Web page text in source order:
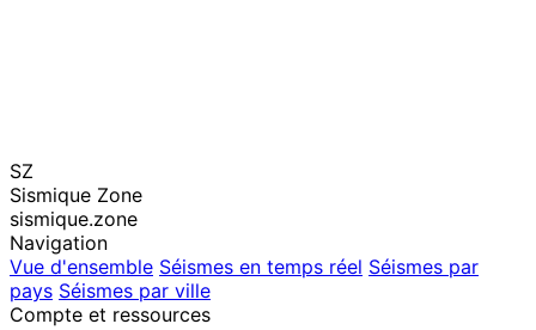
SZ
Sismique Zone
sismique.zone
Navigation
Vue d'ensemble Séismes en temps réel Séismes par
pays Séismes par ville
Compte et ressources